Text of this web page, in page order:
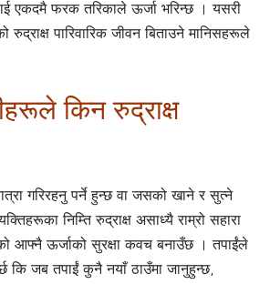
एकदमै फरक तरिकाले ऊर्जा भरिन्छ । यसरी
रुद्राक्ष पारिवारिक जीवन बिताउने मानिसहरूले
किन रुद्राक्ष
गरिरहनु पर्ने हुन्छ वा जसको खाने र सुत्ने
निम्ति रुद्राक्ष असाध्यै राम्रो सहारा
आफ्नै ऊर्जाको सुरक्षा कवच बनाउँछ । तपाईंले
कि जब तपाईं कुनै नयाँ ठाउँमा जानुहुन्छ,